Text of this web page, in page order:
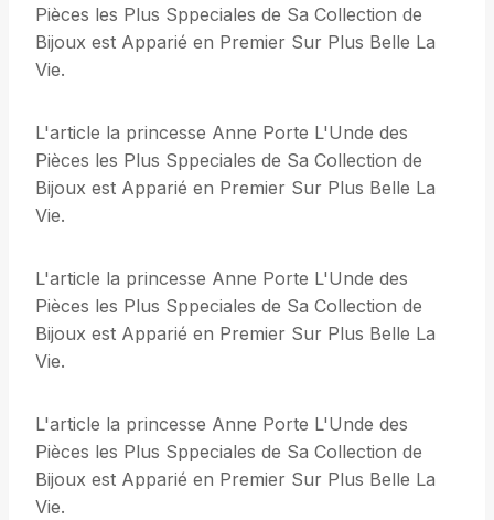
Pièces les Plus Sppeciales de Sa Collection de
Bijoux est Apparié en Premier Sur Plus Belle La
Vie.
L'article la princesse Anne Porte L'Unde des
Pièces les Plus Sppeciales de Sa Collection de
Bijoux est Apparié en Premier Sur Plus Belle La
Vie.
L'article la princesse Anne Porte L'Unde des
Pièces les Plus Sppeciales de Sa Collection de
Bijoux est Apparié en Premier Sur Plus Belle La
Vie.
L'article la princesse Anne Porte L'Unde des
Pièces les Plus Sppeciales de Sa Collection de
Bijoux est Apparié en Premier Sur Plus Belle La
Vie.